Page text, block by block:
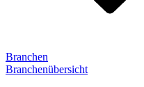
Branchen
Branchenübersicht